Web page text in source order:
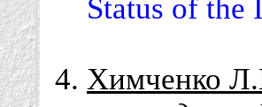
Status of the
Химченко